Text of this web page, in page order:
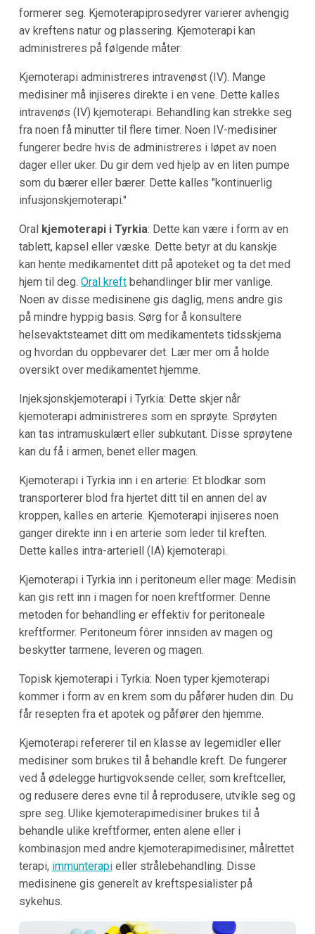
formerer seg. Kjemoterapiprosedyrer varierer avhengig
av kreftens natur og plassering. Kjemoterapi kan
administreres på følgende måter:
Kjemoterapi administreres intravenøst (IV). Mange
medisiner må injiseres direkte i en vene. Dette kalles
intravenøs (IV) kjemoterapi. Behandling kan strekke seg
fra noen få minutter til flere timer. Noen IV-medisiner
fungerer bedre hvis de administreres i løpet av noen
dager eller uker. Du gir dem ved hjelp av en liten pumpe
som du bærer eller bærer. Dette kalles "kontinuerlig
infusjonskjemoterapi."
Oral kjemoterapi i Tyrkia: Dette kan være i form av en
tablett, kapsel eller væske. Dette betyr at du kanskje
kan hente medikamentet ditt på apoteket og ta det med
hjem til deg. Oral kreftbehandlinger blir mer vanlige.
Noen av disse medisinene gis daglig, mens andre gis
på mindre hyppig basis. Sørg for å konsultere
helsevaktsteamet ditt om medikamentets tidsskjema
og hvordan du oppbevarer det. Lær mer om å holde
oversikt over medikamentet hjemme.
Injeksjonskjemoterapi i Tyrkia: Dette skjer når
kjemoterapi administreres som en sprøyte. Sprøyten
kan tas intramuskulært eller subkutant. Disse sprøytene
kan du få i armen, benet eller magen.
Kjemoterapi i Tyrkia inn i en arterie: Et blodkar som
transporterer blod fra hjertet ditt til en annen del av
kroppen, kalles en arterie. Kjemoterapi injiseres noen
ganger direkte inn i en arterie som leder til kreften.
Dette kalles intra-arteriell (IA) kjemoterapi.
Kjemoterapi i Tyrkia inn i peritoneum eller mage: Medisin
kan gis rett inn i magen for noen kreftformer. Denne
metoden for behandling er effektiv for peritoneale
kreftformer. Peritoneum fôrer innsiden av magen og
beskytter tarmene, leveren og magen.
Topisk kjemoterapi i Tyrkia: Noen typer kjemoterapi
kommer i form av en krem som du påfører huden din. Du
får resepten fra et apotek og påfører den hjemme.
Kjemoterapi refererer til en klasse av legemidler eller
medisiner som brukes til å behandle kreft. De fungerer
ved å ødelegge hurtigvoksende celler, som kreftceller,
og redusere deres evne til å reprodusere, utvikle seg og
spre seg. Ulike kjemoterapimedisiner brukes til å
behandle ulike kreftformer, enten alene eller i
kombinasjon med andre kjemoterapimedisiner, målrettet
terapi, immunterapieller strålebehandling. Disse
medisinene gis generelt av kreftspesialister på
sykehus.